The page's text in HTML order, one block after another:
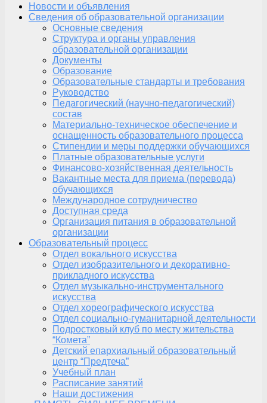
Новости и объявления
Сведения об образовательной организации
Основные сведения
Структура и органы управления
образовательной организации
Документы
Образование
Образовательные стандарты и требования
Руководство
Педагогический (научно-педагогический)
состав
Материально-техническое обеспечение и
оснащенность образовательного процесса
Стипендии и меры поддержки обучающихся
Платные образовательные услуги
Финансово-хозяйственная деятельность
Вакантные места для приема (перевода)
обучающихся
Международное сотрудничество
Доступная среда
Организация питания в образовательной
организации
Образовательный процесс
Отдел вокального искусства
Отдел изобразительного и декоративно-
прикладного искусства
Отдел музыкально-инструментального
искусства
Отдел хореографического искусства
Отдел социально-гуманитарной деятельности
Подростковый клуб по месту жительства
“Комета”
Детский епархиальный образовательный
центр “Предтеча”
Учебный план
Расписание занятий
Наши достижения